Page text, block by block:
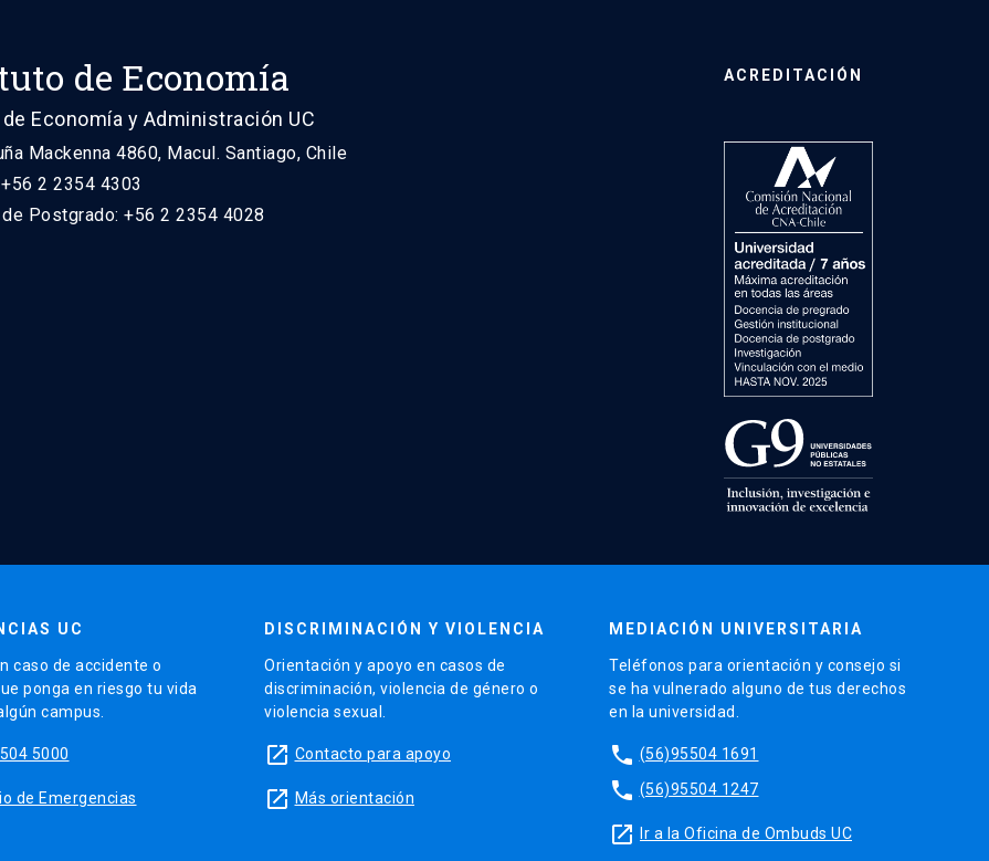
de Economía
Economía y Administración UC
Mackenna 4860, Macul. Santiago, Chile
2 2354 4303
Postgrado: +56 2 2354 4028
ACREDITACIÓN
UC
caso de accidente o
ponga en riesgo tu vida
campus.
5000
de Emergencias
DISCRIMINACIÓN Y VIOLENCIA
Orientación y apoyo en casos de
discriminación, violencia de género o
violencia sexual.
launch Contacto para apoyo
launch Más orientación
MEDIACIÓN UNIVERSITARIA
Teléfonos para orientación y consejo si
se ha vulnerado alguno de tus derechos
en la universidad.
phone (56)95504 1691
phone (56)95504 1247
launch Ir a la Oficina de Ombuds UC